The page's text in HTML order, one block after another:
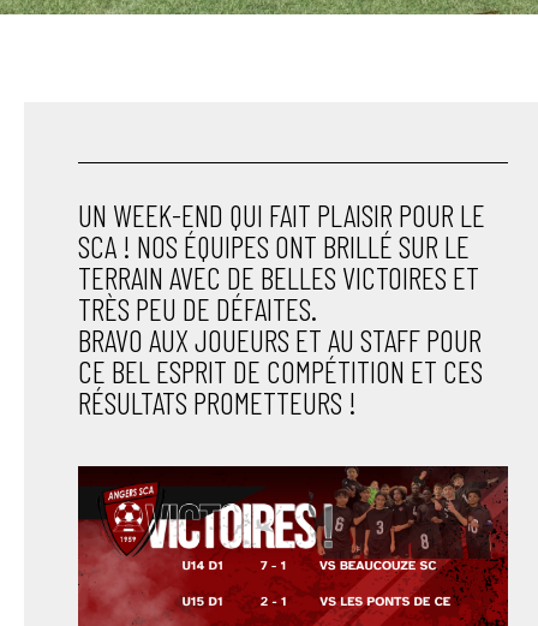
UN WEEK-END QUI FAIT PLAISIR POUR LE
SCA ! NOS ÉQUIPES ONT BRILLÉ SUR LE
TERRAIN AVEC DE BELLES VICTOIRES ET
TRÈS PEU DE DÉFAITES.
BRAVO AUX JOUEURS ET AU STAFF POUR
CE BEL ESPRIT DE COMPÉTITION ET CES
RÉSULTATS PROMETTEURS !